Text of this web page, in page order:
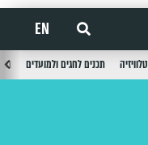
EN
טלוויזיה תכנים לחגים ולמועדים